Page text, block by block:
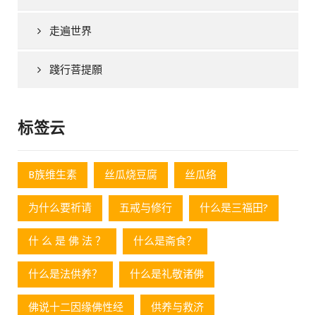
走遍世界
踐行菩提願
标签云
B族维生素 丝瓜烧豆腐 丝瓜络
为什么要祈请 五戒与修行 什么是三福田?
什 么 是 佛 法 ？ 什么是斋食？
什么是法供养？ 什么是礼敬诸佛
佛说十二因缘佛性经 供养与救济